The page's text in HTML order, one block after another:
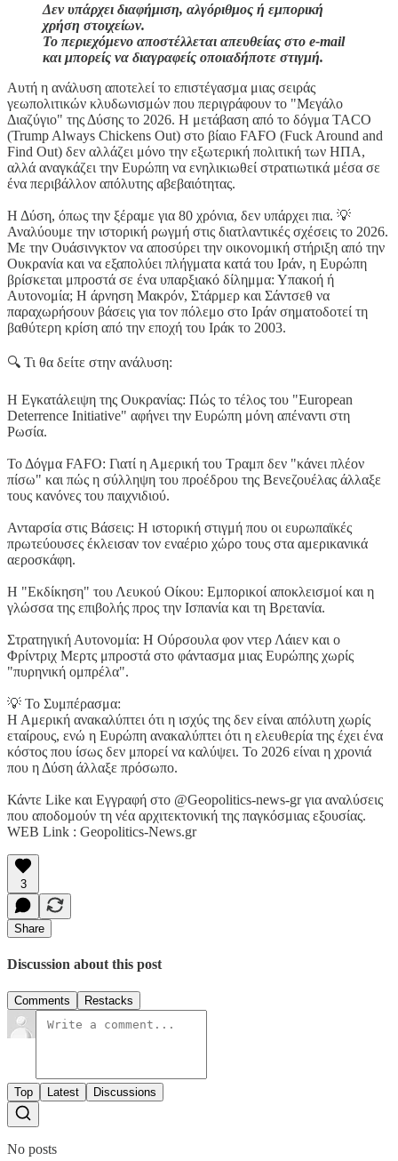
Δεν υπάρχει διαφήμιση, αλγόριθμος ή εμπορική
χρήση στοιχείων.
Το περιεχόμενο αποστέλλεται απευθείας στο e-mail
και μπορείς να διαγραφείς οποιαδήποτε στιγμή.
Αυτή η ανάλυση αποτελεί το επιστέγασμα μιας σειράς
γεωπολιτικών κλυδωνισμών που περιγράφουν το "Μεγάλο
Διαζύγιο" της Δύσης το 2026. Η μετάβαση από το δόγμα TACO
(Trump Always Chickens Out) στο βίαιο FAFO (Fuck Around and
Find Out) δεν αλλάζει μόνο την εξωτερική πολιτική των ΗΠΑ,
αλλά αναγκάζει την Ευρώπη να ενηλικιωθεί στρατιωτικά μέσα σε
ένα περιβάλλον απόλυτης αβεβαιότητας.
Η Δύση, όπως την ξέραμε για 80 χρόνια, δεν υπάρχει πια. 💡
Αναλύουμε την ιστορική ρωγμή στις διατλαντικές σχέσεις το 2026.
Με την Ουάσινγκτον να αποσύρει την οικονομική στήριξη από την
Ουκρανία και να εξαπολύει πλήγματα κατά του Ιράν, η Ευρώπη
βρίσκεται μπροστά σε ένα υπαρξιακό δίλημμα: Υπακοή ή
Αυτονομία; Η άρνηση Μακρόν, Στάρμερ και Σάντσεθ να
παραχωρήσουν βάσεις για τον πόλεμο στο Ιράν σηματοδοτεί τη
βαθύτερη κρίση από την εποχή του Ιράκ το 2003.
🔍 Τι θα δείτε στην ανάλυση:
Η Εγκατάλειψη της Ουκρανίας: Πώς το τέλος του "European
Deterrence Initiative" αφήνει την Ευρώπη μόνη απέναντι στη
Ρωσία.
Το Δόγμα FAFO: Γιατί η Αμερική του Τραμπ δεν "κάνει πλέον
πίσω" και πώς η σύλληψη του προέδρου της Βενεζουέλας άλλαξε
τους κανόνες του παιχνιδιού.
Ανταρσία στις Βάσεις: Η ιστορική στιγμή που οι ευρωπαϊκές
πρωτεύουσες έκλεισαν τον εναέριο χώρο τους στα αμερικανικά
αεροσκάφη.
Η "Εκδίκηση" του Λευκού Οίκου: Εμπορικοί αποκλεισμοί και η
γλώσσα της επιβολής προς την Ισπανία και τη Βρετανία.
Στρατηγική Αυτονομία: Η Ούρσουλα φον ντερ Λάιεν και ο
Φρίντριχ Μερτς μπροστά στο φάντασμα μιας Ευρώπης χωρίς
"πυρηνική ομπρέλα".
💡 Το Συμπέρασμα:
Η Αμερική ανακαλύπτει ότι η ισχύς της δεν είναι απόλυτη χωρίς
εταίρους, ενώ η Ευρώπη ανακαλύπτει ότι η ελευθερία της έχει ένα
κόστος που ίσως δεν μπορεί να καλύψει. Το 2026 είναι η χρονιά
που η Δύση άλλαξε πρόσωπο.
Κάντε Like και Εγγραφή στο @Geopolitics-news-gr για αναλύσεις
που αποδομούν τη νέα αρχιτεκτονική της παγκόσμιας εξουσίας.
WEB Link : Geopolitics-News.gr
3
Share
Discussion about this post
Comments Restacks
Top Latest Discussions
No posts